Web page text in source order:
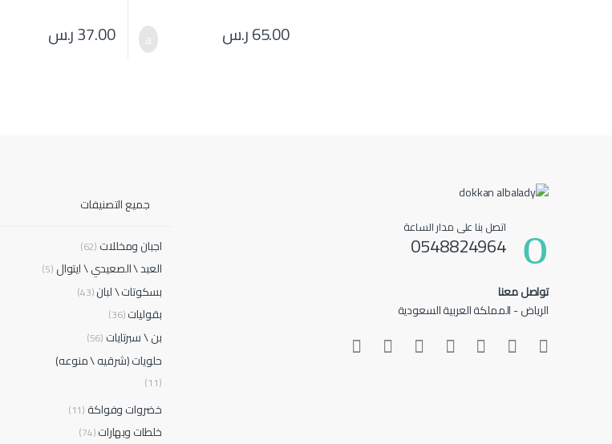
65.00ر.س 37.00ر.س
اتصل بنا على مدار الساعة
0548824964
تواصل معنا
الرياض - المملكة العربية السعودية
جميع التصنيفات
اجبان ومخللات (62)
العبد \ الصعيدي \ ايتوال(5)
بسكوتات \ لبان(43)
بقوليات(36)
بن \ سبرتايات (56)
حلويات (شرقيه \ منوعه)
(11)
خضروات وفواكة(11)
خلطات وبهارات(74)